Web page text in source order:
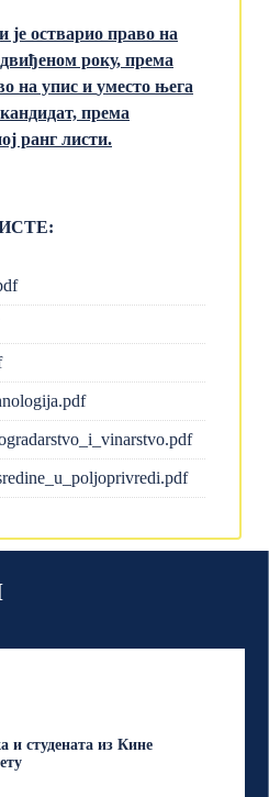
је остварио право на
року, према
на упис и уместо њега
према
ранг листи.
и студената из Кине